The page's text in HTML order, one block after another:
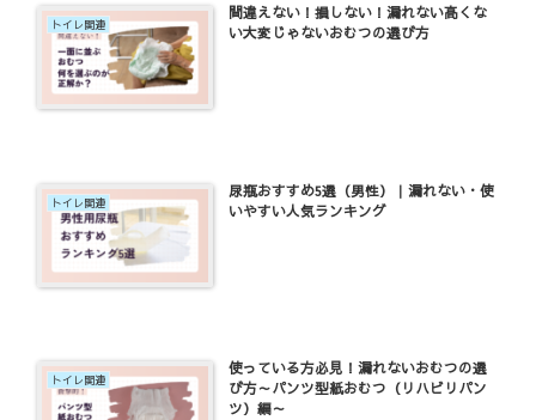
トイレ関連
間違えない！損しない！漏れない高くな
い大変じゃないおむつの選び方
トイレ関連
尿瓶おすすめ5選（男性）｜漏れない・使
いやすい人気ランキング
トイレ関連
使っている方必見！漏れないおむつの選
び方～パンツ型紙おむつ（リハビリパン
ツ）編～